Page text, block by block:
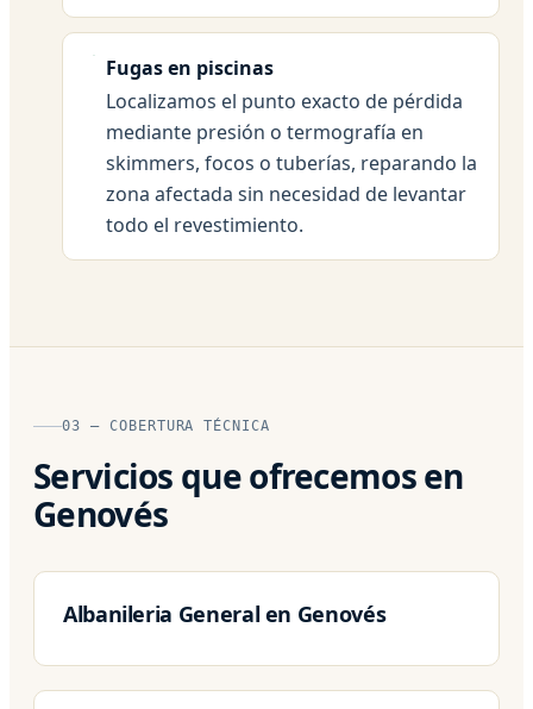
Fugas en piscinas
Localizamos el punto exacto de pérdida
mediante presión o termografía en
skimmers, focos o tuberías, reparando la
zona afectada sin necesidad de levantar
todo el revestimiento.
03 — COBERTURA TÉCNICA
Servicios que ofrecemos en
Genovés
Albanileria General en Genovés